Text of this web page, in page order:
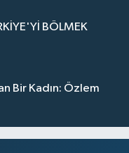
BÖLMEK
Bir Kadın: Özlem